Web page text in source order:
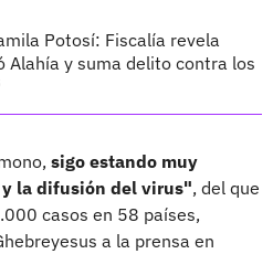
Potosí: Fiscalía revela
Alahía y suma delito contra los
sigo estando muy
y la difusión del virus", del que
casos en 58 países,
a la prensa en